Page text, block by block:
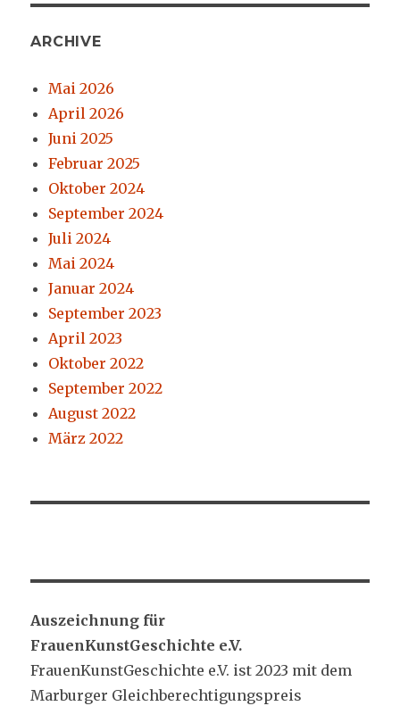
ARCHIVE
Mai 2026
April 2026
Juni 2025
Februar 2025
Oktober 2024
September 2024
Juli 2024
Mai 2024
Januar 2024
September 2023
April 2023
Oktober 2022
September 2022
August 2022
März 2022
Auszeichnung für
FrauenKunstGeschichte e.V.
FrauenKunstGeschichte e.V. ist 2023 mit dem
Marburger Gleichberechtigungspreis